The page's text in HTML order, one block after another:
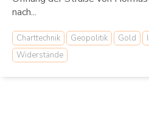
nach...
Charttechnik Geopolitik Gold
Widerstände